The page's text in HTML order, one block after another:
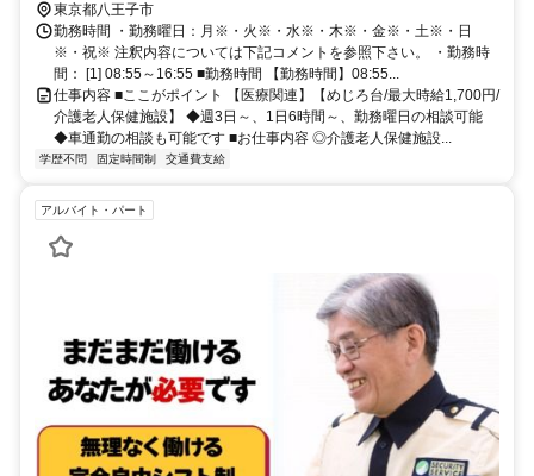
東京都八王子市
勤務時間 ・勤務曜日：月※・火※・水※・木※・金※・土※・日
※・祝※ 注釈内容については下記コメントを参照下さい。 ・勤務時
間： [1] 08:55～16:55 ■勤務時間 【勤務時間】08:55...
仕事内容 ■ここがポイント 【医療関連】【めじろ台/最大時給1,700円/
介護老人保健施設】 ◆週3日～、1日6時間～、勤務曜日の相談可能
◆車通勤の相談も可能です ■お仕事内容 ◎介護老人保健施設...
学歴不問 固定時間制 交通費支給
アルバイト・パート